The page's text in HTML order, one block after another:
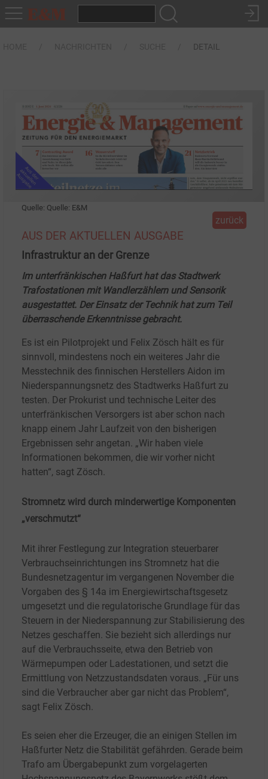
DETAIL
Quelle: Quelle: E&M
zurück
AUS DER AKTUELLEN AUSGABE
Infrastruktur an der Grenze
Im unterfränkischen Haßfurt hat das Stadtwerk
Trafostationen mit Wandlerzählern und Sensorik
ausgestattet. Der Einsatz der Technik hat zum Teil
überraschende Erkenntnisse gebracht.
Es ist ein Pilotprojekt und Felix Zösch hält es für
sinnvoll, mindestens noch ein weiteres Jahr die
Messtechnik des finnischen Herstellers Aidon im
Niederspannungsnetz des Stadtwerks Haßfurt zu
testen. Der Prokurist und technische Leiter des
unterfränkischen Versorgers ist aber schon nach
knapp einem Jahr Laufzeit von den bisherigen
Ergebnissen sehr angetan. „Wir haben viele
Informationen bekommen, die wir vorher nicht
hatten“, sagt Zösch.
Stromnetz wird durch minderwertige Komponenten
„verschmutzt“
Mit ihrer Festlegung zur Integration steuerbarer
Verbrauchseinrichtungen ins Stromnetz hat die
Bundesnetzagentur im vergangenen November die
Vorgaben des § 14a im Energiewirtschaftsgesetz
umgesetzt und die regulatorische Grundlage für das
Steuern in der Niederspannung zur Stabilisierung des
Netzes geschaffen. Sie bezieht sich allerdings nur
auf die Verbrauchsseite, etwa den Betrieb von
Wärmepumpen oder Ladestationen, und setzt die
Ermittlung von Netzzustandsdaten voraus. „Für uns
sind die Verbraucher aber gar nicht das Problem“,
sagt Felix Zösch.
Es seien eher die Erzeuger, die an einigen Stellen im
Haßfurter Netz die Stabilität gefährden. Gerade beim
Trafo am Übergabepunkt zum vorgelagerten